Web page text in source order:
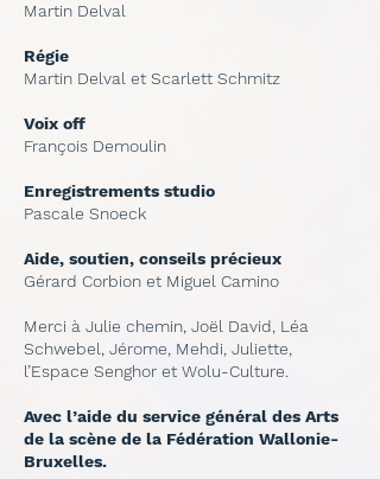
Martin Delval
Régie
Martin Delval et Scarlett Schmitz
Voix off
François Demoulin
Enregistrements studio
Pascale Snoeck
Aide, soutien, conseils précieux
Gérard Corbion et Miguel Camino
Merci à Julie chemin, Joël David, Léa
Schwebel, Jérome, Mehdi, Juliette,
l’Espace Senghor et Wolu-Culture.
Avec l’aide du service général des Arts
de la scène de la Fédération Wallonie-
Bruxelles.